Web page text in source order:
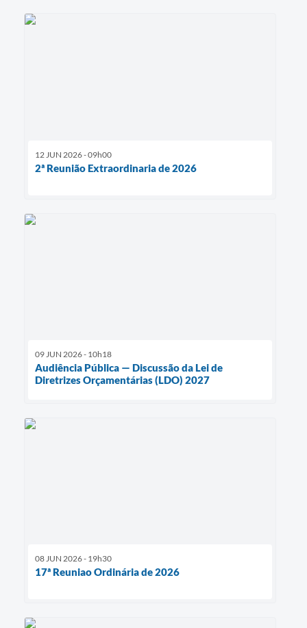
12 JUN 2026 - 09h00
2ª Reunião Extraordinaria de 2026
09 JUN 2026 - 10h18
Audiência Pública — Discussão da Lei de
Diretrizes Orçamentárias (LDO) 2027
08 JUN 2026 - 19h30
17ª Reuniao Ordinária de 2026